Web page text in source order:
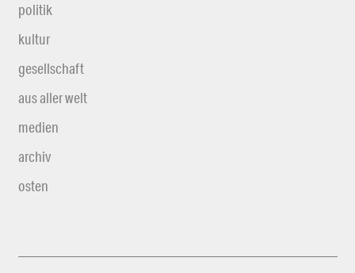
politik
kultur
gesellschaft
aus aller welt
medien
archiv
osten